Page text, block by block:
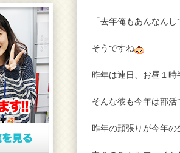
「去年俺もあんなんし
そうですね
昨年は連日、お昼１
そんな彼も今年は部活
昨年の頑張りが今年